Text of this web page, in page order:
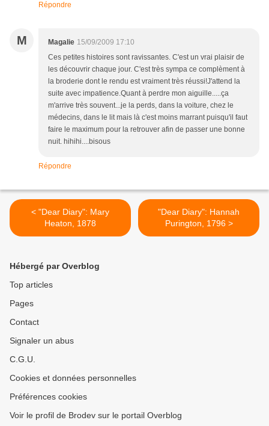
Répondre
M Magalie 15/09/2009 17:10
Ces petites histoires sont ravissantes. C'est un vrai plaisir de
les découvrir chaque jour. C'est très sympa ce complèment à
la broderie dont le rendu est vraiment très réussi!J'attend la
suite avec impatience.Quant à perdre mon aiguille.....ça
m'arrive très souvent...je la perds, dans la voiture, chez le
médecins, dans le lit mais là c'est moins marrant puisqu'il faut
faire le maximum pour la retrouver afin de passer une bonne
nuit. hihihi....bisous
Répondre
< "Dear Diary": Mary
Heaton, 1878
"Dear Diary": Hannah
Purington, 1796 >
Hébergé par Overblog
Top articles
Pages
Contact
Signaler un abus
C.G.U.
Cookies et données personnelles
Préférences cookies
Voir le profil de Brodev sur le portail Overblog